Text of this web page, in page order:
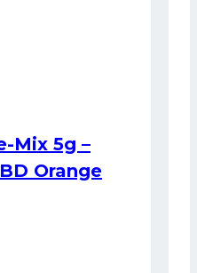
Mix 5g –
Orange